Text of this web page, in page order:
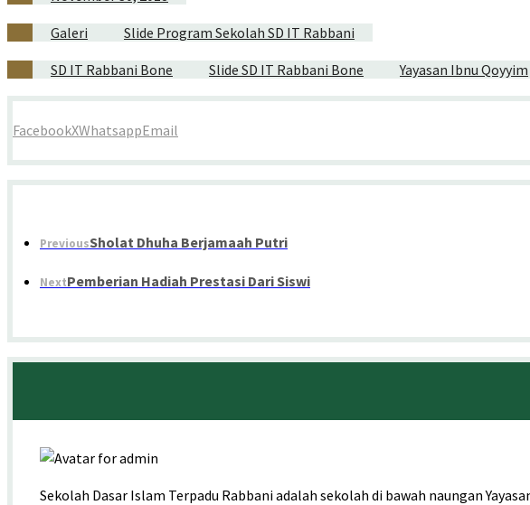
Galeri Slide Program Sekolah SD IT Rabbani
SD IT Rabbani Bone Slide SD IT Rabbani Bone Yayasan Ibnu Qoyyim
FacebookXWhatsappEmail
PreviousSholat Dhuha Berjamaah Putri
NextPemberian Hadiah Prestasi Dari Siswi
Sekolah Dasar Islam Terpadu Rabbani adalah sekolah di bawah naungan